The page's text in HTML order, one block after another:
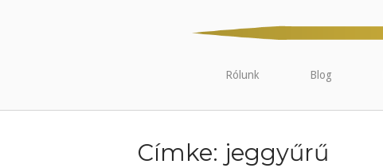
Rólunk Blog
Címke: jeggyűrű